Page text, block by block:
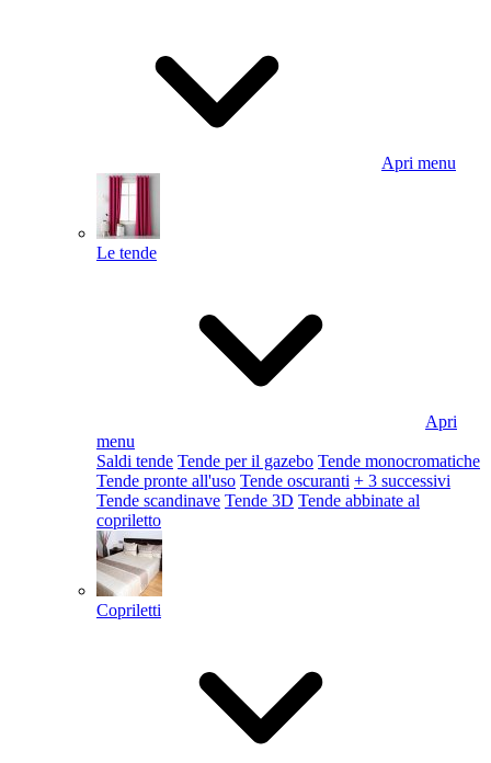
Apri menu
Le tende
Apri
menu
Saldi tende Tende per il gazebo Tende monocromatiche
Tende pronte all'uso Tende oscuranti + 3 successivi
Tende scandinave Tende 3D Tende abbinate al
copriletto
Copriletti